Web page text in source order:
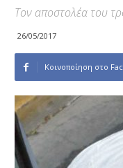
Τον αποστολέα του
26/05/2017
Κοινοποίηση στο